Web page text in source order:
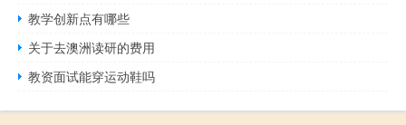
教学创新点有哪些
关于去澳洲读研的费用
教资面试能穿运动鞋吗